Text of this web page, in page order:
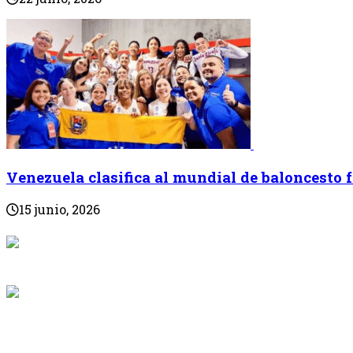
Venezuela clasifica al mundial de baloncesto
15 junio, 2026